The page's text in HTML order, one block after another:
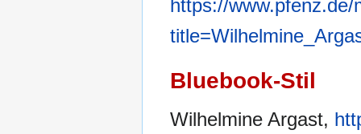
https://
Bluebook-Stil
Wilhelmine Argast,